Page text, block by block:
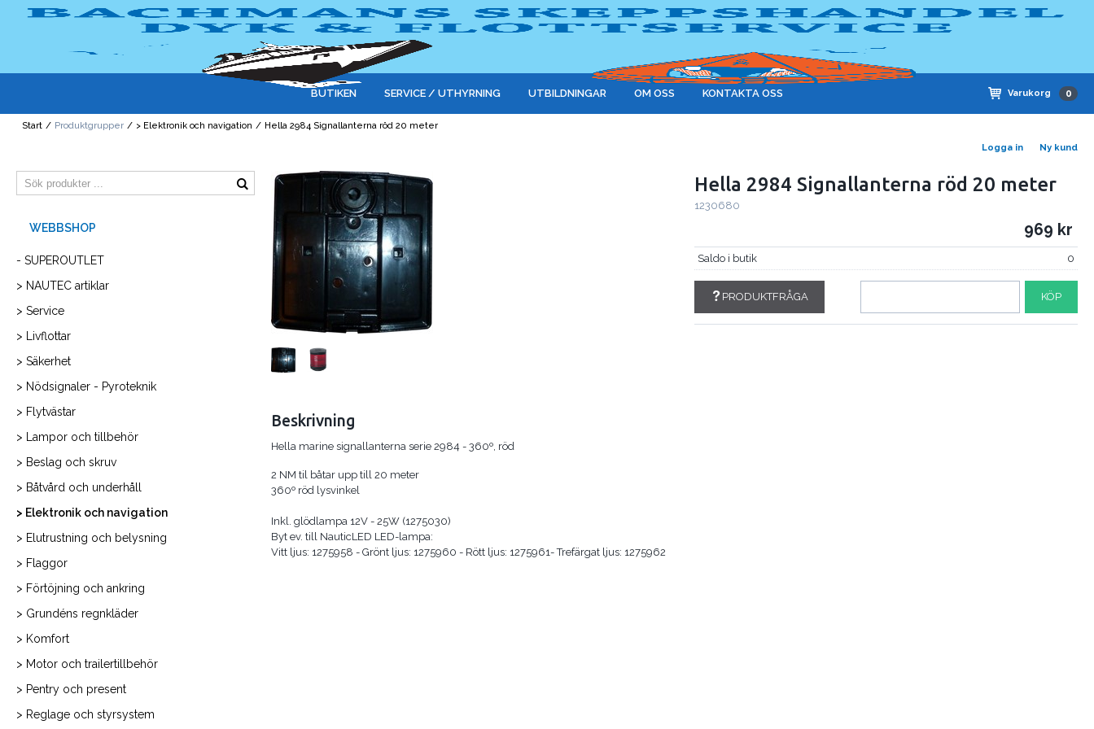
Logga in Ny kund
Varukorg 0
BUTIKEN SERVICE / UTHYRNING UTBILDNINGAR OM OSS KONTAKTA OSS
Start / Produktgrupper / > Elektronik och navigation / Hella 2984 Signallanterna röd 20 meter
- SUPEROUTLET
> NAUTEC artiklar
> Service
> Livflottar
> Säkerhet
> Nödsignaler - Pyroteknik
> Flytvästar
> Lampor och tillbehör
> Beslag och skruv
> Båtvård och underhåll
> Elektronik och navigation
> Elutrustning och belysning
> Flaggor
> Förtöjning och ankring
> Grundéns regnkläder
> Komfort
> Motor och trailertillbehör
> Pentry och present
> Reglage och styrsystem
Hella 2984 Signallanterna röd 20 meter
1230680
969
Saldo i butik 0
PRODUKTFRÅGA KÖP
Beskrivning
Hella marine signallanterna serie 2984 - 360º, röd
2 NM til båtar upp till 20 meter
360º röd lysvinkel
Inkl. glödlampa 12V - 25W (1275030)
Byt ev. till NauticLED LED-lampa:
Vitt ljus: 1275958 - Grönt ljus: 1275960 - Rött ljus: 1275961- Trefärgat ljus: 1275962